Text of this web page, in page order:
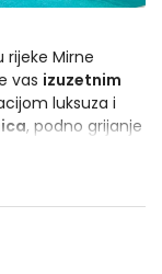
rijeke Mirne
vas izuzetnim
luksuza i
, podno grijanje
na
najdraže